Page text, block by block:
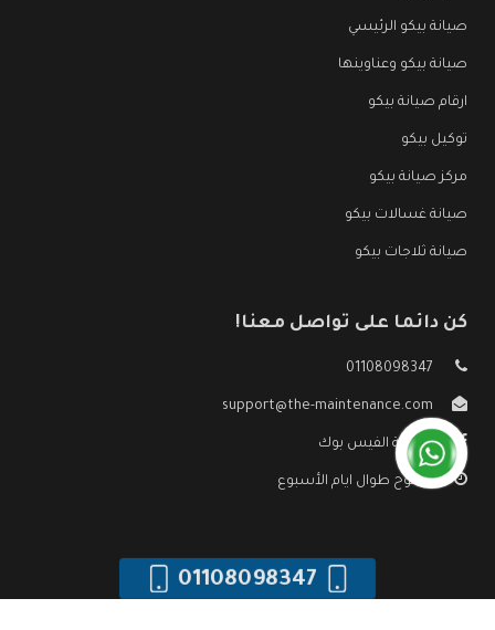
صيانة بيكو الرئيسي
صيانة بيكو وعناوينها
ارقام صيانة بيكو
توكيل بيكو
مركز صيانة بيكو
صيانة غسالات بيكو
صيانة ثلاجات بيكو
كن دائما على تواصل معنا!
01108098347
support@the-maintenance.com
صفحة الفيس بوك
مفتوح طوال ايام الأسبوع
01108098347